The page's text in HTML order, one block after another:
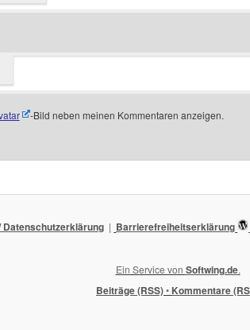
-Bild neben meinen Kommentaren anzeigen.
Datenschutzerklärung Barrierefreiheitserklärung
Ein Service von Softwing.de.
Beiträge (RSS)• Kommentare